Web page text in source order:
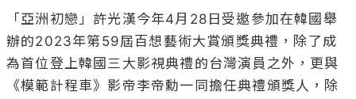
「亞洲初戀」許光漢今年4月28日受邀參加在韓國舉
辦的2023年第59屆百想藝術大賞頒獎典禮，除了成
為首位登上韓國三大影視典禮的台灣演員之外，更與
《模範計程車》影帝李帝勳一同擔任典禮頒獎人，除